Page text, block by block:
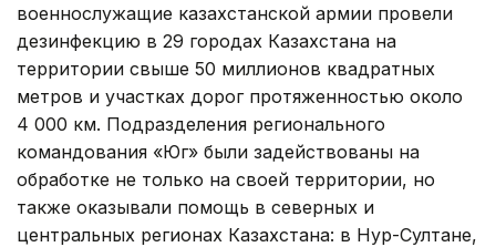
военнослужащие казахстанской армии провели
дезинфекцию в 29 городах Казахстана на
территории свыше 50 миллионов квадратных
метров и участках дорог протяженностью около
4 000 км. Подразделения регионального
командования «Юг» были задействованы на
обработке не только на своей территории, но
также оказывали помощь в северных и
центральных регионах Казахстана: в Нур-Султане,